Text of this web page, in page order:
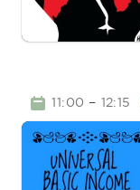
TIME11:00 – 12:15